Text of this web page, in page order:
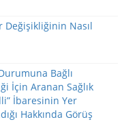
Değişikliğinin Nasıl
Bağlı
İçin Aranan Sağlık
İbaresinin Yer
Hakkında Görüş